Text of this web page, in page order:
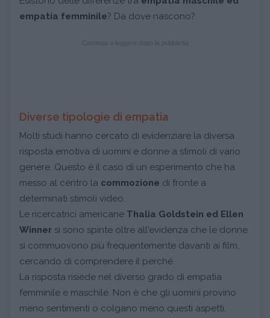
empatia femminile? Da dove nascono?
Diverse tipologie di empatia
Molti studi hanno cercato di evidenziare la diversa
risposta emotiva di uomini e donne a stimoli di vario
genere. Questo è il caso di un esperimento che ha
messo al centro la commozione di fronte a
determinati stimoli video.
Le ricercatrici americane Thalia Goldstein ed Ellen
Winner si sono spinte oltre all'evidenza che le donne
si commuovono più frequentemente davanti ai film,
cercando di comprendere il perché.
La risposta risiede nel diverso grado di empatia
femminile e maschile. Non è che gli uomini provino
meno sentimenti o colgano meno questi aspetti,